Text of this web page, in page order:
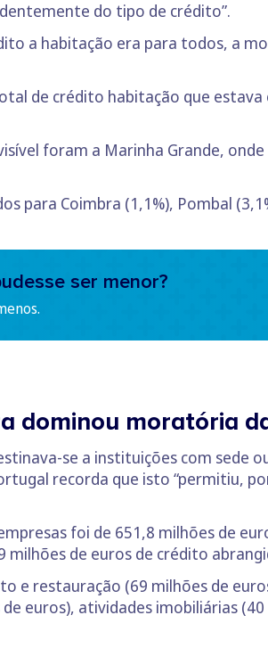
do tipo de crédito”.
a habitação era para todos, a
de crédito habitação que
foram a Marinha Grande,
para Coimbra (1,1%), Pombal
ser menor?
dominou moratória
se a instituições com sede
recorda que isto “permitiu,
foi de 651,8 milhões de
de euros de crédito
e restauração (69 milhões de
euros), atividades imobiliárias